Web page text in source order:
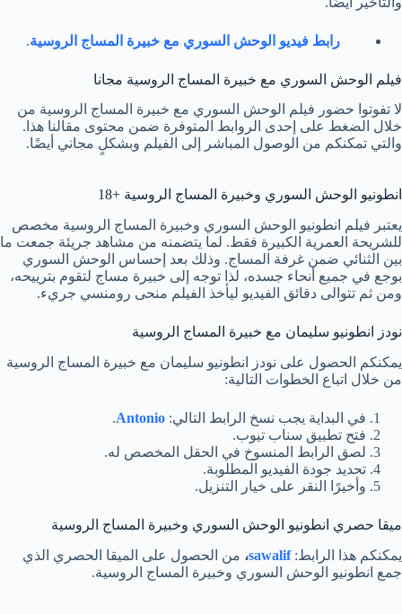
رابط فيديو الوحش السوري مع خبيرة المساج الروسية.
فيلم الوحش السوري مع خبيرة المساج الروسية مجانا
لا تفوتوا حضور فيلم الوحش السوري مع خبيرة المساج الروسية من
خلال الضغط على إحدى الروابط المتوفرة ضمن محتوى مقالنا هذا.
والتي تمكنكم من الوصول المباشر إلى الفيلم وبشكلٍ مجاني أيضًا.
انطونيو الوحش السوري وخبيرة المساج الروسية +18
يعتبر فيلم انطونيو الوحش السوري وخبيرة المساج الروسية مخصص
للشريحة العمرية الكبيرة فقط. لما يتضمنه من مشاهد جريئة جمعت ما
بين الثنائي ضمن غرفة المساج. وذلك بعد إحساس الوحش السوري
بوجع في جميع أنحاء جسده، لذا توجه إلى خبيرة مساج لتقوم بترييحه،
ومن ثم تتوالى دقائق الفيديو ليأخذ الفيلم منحى رومنسي جريء.
نودز انطونيو سليمان مع خبيرة المساج الروسية
يمكنكم الحصول على نودز انطونيو سليمان مع خبيرة المساج الروسية
من خلال اتباع الخطوات التالية:
في البداية يجب نسخ الرابط التالي: Antonio
.
فتح تطبيق سناب تيوب.
لصق الرابط المنسوخ في الحقل المخصص له.
تحديد جودة الفيديو المطلوبة.
وأخيرًا النقر على خيار التنزيل.
ميقا حصري انطونيو الوحش السوري وخبيرة المساج الروسية
يمكنكم هذا الرابط:sawalif، من الحصول على الميقا الحصري الذي
جمع انطونيو الوحش السوري وخبيرة المساج الروسية.